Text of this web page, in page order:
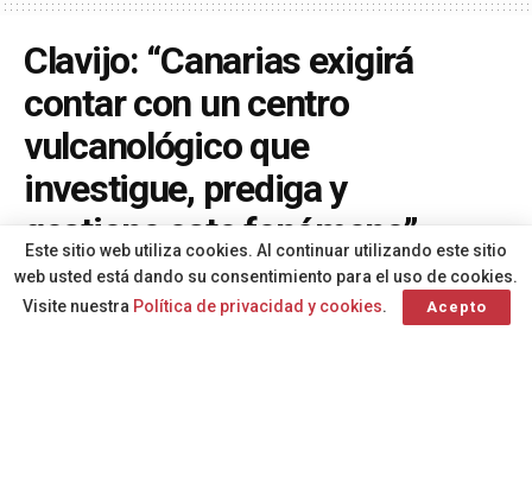
Clavijo: “Canarias exigirá
contar con un centro
vulcanológico que
investigue, prediga y
gestione este fenómeno”
Por Redacción hace 4 semanas AA
Este sitio web utiliza cookies. Al continuar utilizando este sitio
web usted está dando su consentimiento para el uso de cookies.
Visite nuestra Política de privacidad y cookies. Acepto